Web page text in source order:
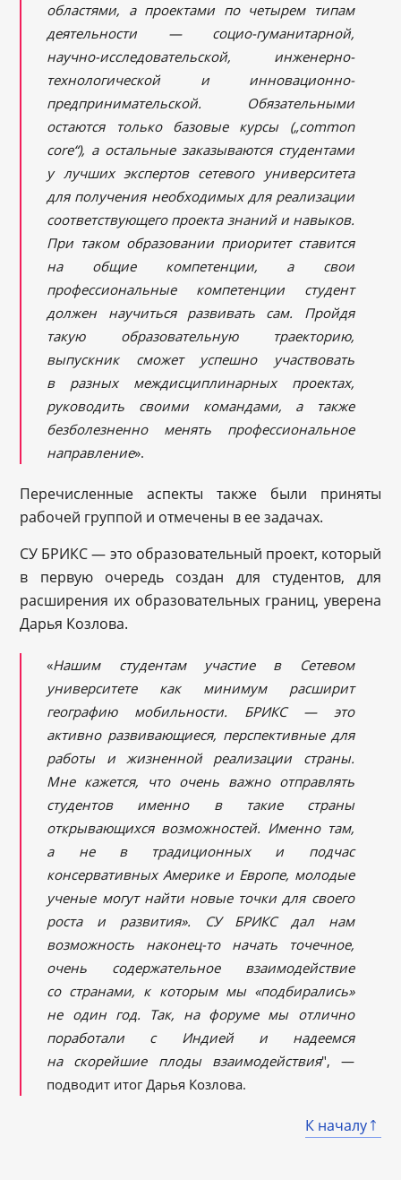
областями, а проектами по четырем типам
деятельности — социо-гуманитарной,
научно-исследовательской, инженерно-
технологической и инновационно-
предпринимательской. Обязательными
остаются только базовые курсы („common
core“), а остальные заказываются студентами
у лучших экспертов сетевого университета
для получения необходимых для реализации
соответствующего проекта знаний и навыков.
При таком образовании приоритет ставится
на общие компетенции, а свои
профессиональные компетенции студент
должен научиться развивать сам. Пройдя
такую образовательную траекторию,
выпускник сможет успешно участвовать
в разных междисциплинарных проектах,
руководить своими командами, а также
безболезненно менять профессиональное
направление».
Перечисленные аспекты также были приняты
рабочей группой и отмечены в ее задачах.
СУ БРИКС — это образовательный проект, который
в первую очередь создан для студентов, для
расширения их образовательных границ, уверена
Дарья Козлова.
«Нашим студентам участие в Сетевом
университете как минимум расширит
географию мобильности. БРИКС — это
активно развивающиеся, перспективные для
работы и жизненной реализации страны.
Мне кажется, что очень важно отправлять
студентов именно в такие страны
открывающихся возможностей. Именно там,
а не в традиционных и подчас
консервативных Америке и Европе, молодые
ученые могут найти новые точки для своего
роста и развития». СУ БРИКС дал нам
возможность наконец-то начать точечное,
очень содержательное взаимодействие
со странами, к которым мы «подбирались»
не один год. Так, на форуме мы отлично
поработали с Индией и надеемся
на скорейшие плоды взаимодействия", —
подводит итог Дарья Козлова.
К началу